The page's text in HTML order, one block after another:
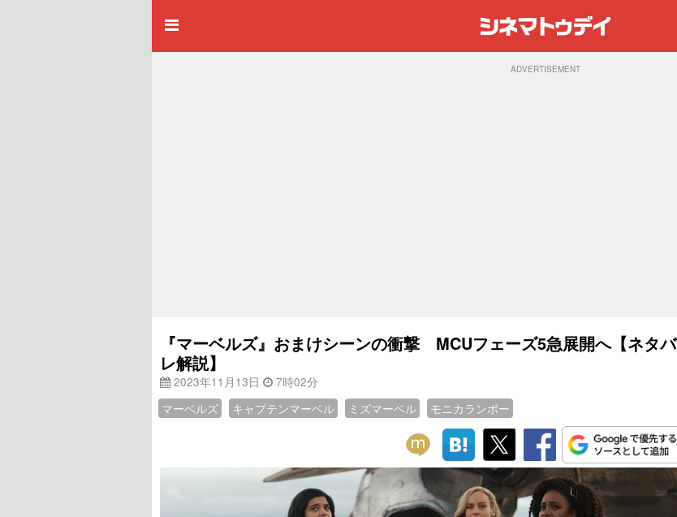
ADVERTISEMENT
『マーベルズ』おまけシーンの衝撃 MCUフェーズ5急展開へ【ネタバ
レ解説】
2023年11月13日
7時02分
マーベルズ
キャプテンマーベル ミズマーベル モニカランボー